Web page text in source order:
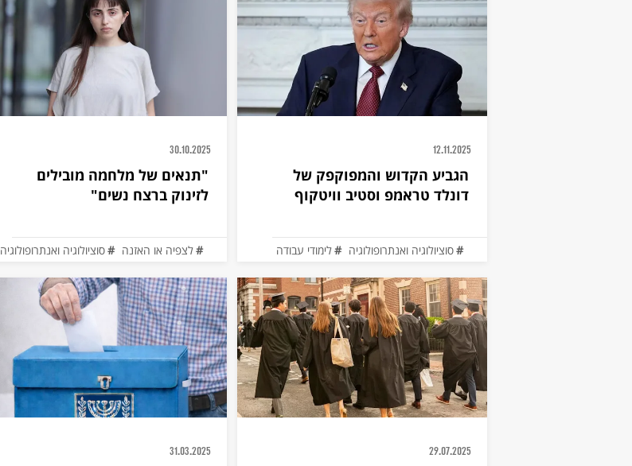
12.11.2025
הגביע הקדוש והמפוקפק של
דונלד טראמפ וסטיב וויטקוף
סוציולוגיה ואנתרופולוגיה לימודי עבודה
30.10.2025
"תנאים של מלחמה מובילים
לזינוק ברצח נשים"
לצפיה או האזנה סוציולוגיה ואנתרופולוגיה
29.07.2025
31.03.2025